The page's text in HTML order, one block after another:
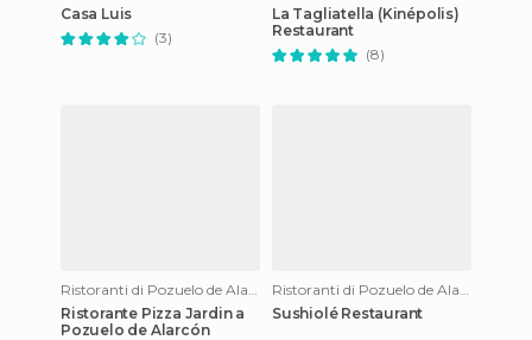
Casa Luis
(3)
La Tagliatella (Kinépolis)
Restaurant
(8)
Ristoranti di Pozuelo de Alarcon
Ristorante Pizza Jardin a
Pozuelo de Alarcón
Ristoranti di Pozuelo de Alarcon
Sushiolé Restaurant